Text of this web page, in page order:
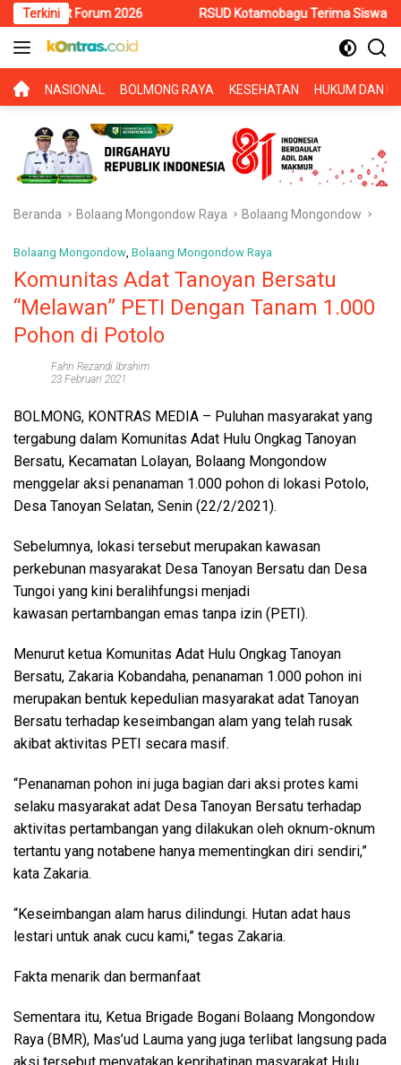
Langsung
ke
konten
Terkini
2026 RSUD Kotamobagu Terima Siswa PKL SMK
BERANDA
NASIONAL BOLMONG RAYA KESEHATAN HUKUM DAN
Beranda Bolaang Mongondow Raya Bolaang Mongondow
Bolaang Mongondow Bolaang Mongondow Raya
Komunitas Adat Tanoyan Bersatu
“Melawan” PETI Dengan Tanam 1.000
Pohon di Potolo
Fahri Rezandi Ibrahim
23 Februari 2021
BOLMONG, KONTRAS MEDIA – Puluhan masyarakat yang
tergabung dalam Komunitas Adat Hulu Ongkag Tanoyan
Bersatu, Kecamatan Lolayan, Bolaang Mongondow
menggelar aksi penanaman 1.000 pohon di lokasi Potolo,
Desa Tanoyan Selatan, Senin (22/2/2021).
Sebelumnya, lokasi tersebut merupakan kawasan
perkebunan masyarakat Desa Tanoyan Bersatu dan Desa
Tungoi yang kini beralihfungsi menjadi
kawasan pertambangan emas tanpa izin (PETI).
Menurut ketua Komunitas Adat Hulu Ongkag Tanoyan
Bersatu, Zakaria Kobandaha, penanaman 1.000 pohon ini
merupakan bentuk kepedulian masyarakat adat Tanoyan
Bersatu terhadap keseimbangan alam yang telah rusak
akibat aktivitas PETI secara masif.
“Penanaman pohon ini juga bagian dari aksi protes kami
selaku masyarakat adat Desa Tanoyan Bersatu terhadap
aktivitas pertambangan yang dilakukan oleh oknum-oknum
tertantu yang notabene hanya mementingkan diri sendiri,”
kata Zakaria.
“Keseimbangan alam harus dilindungi. Hutan adat haus
lestari untuk anak cucu kami,” tegas Zakaria.
Fakta menarik dan bermanfaat
Sementara itu, Ketua Brigade Bogani Bolaang Mongondow
Raya (BMR), Mas’ud Lauma yang juga terlibat langsung pada
aksi tersebut menyatakan keprihatinan masyarakat Hulu